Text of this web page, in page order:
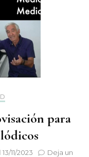
para
13/11/2023
Deja un